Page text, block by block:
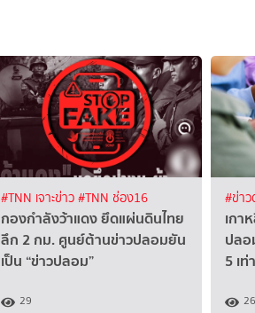
#TNN เจาะข่าว#TNN ช่อง16
กองกำลังว้าแดง ยึดแผ่นดินไทย
ลึก 2 กม. ศูนย์ต้านข่าวปลอมยัน
เป็น “ข่าวปลอม”
29
#ข่าว
เกา
ปลอ
5 เท่า
26